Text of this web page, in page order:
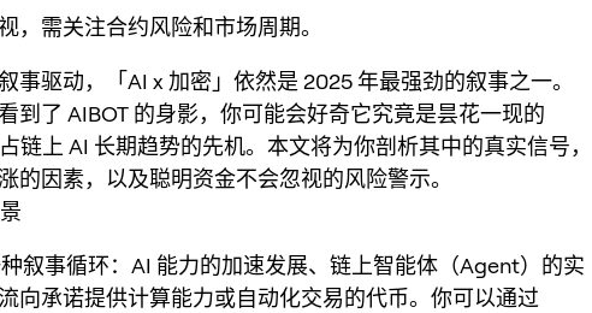
，需关注合约风险和市场周期。
事驱动，「AI x 加密」依然是 2025 年最强劲的叙事之一。
到了 AIBOT 的身影，你可能会好奇它究竟是昙花一现的
链上 AI 长期趋势的先机。本文将为你剖析其中的真实信号，
的因素，以及聪明资金不会忽视的风险警示。
叙事循环：AI 能力的加速发展、链上智能体（Agent）的实
向承诺提供计算能力或自动化交易的代币。你可以通过